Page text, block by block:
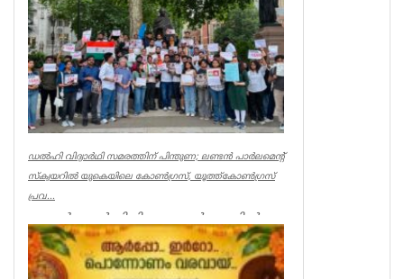
ഡൽഹി വിദ്യാർഥി സമരത്തിന് പിന്തുണ; ലണ്ടൻ പാർലമെന്റ്
സ്‌ക്വയറിൽ യുകെയിലെ കോൺഗ്രസ്, യൂത്ത്കോൺഗ്രസ്
പ്രവ...
ലണ്ടൻ: ഡൽഹിയിലെ ജന്തർ മന്തറിൽ
ചോദ്യപേപ്പർ ചോർച്ചയടക്കമുള്ള
വിഷയങ്ങളിൽ പ്രതിഷേധിക്കുന്ന
വിദ്യാർഥികൾക...